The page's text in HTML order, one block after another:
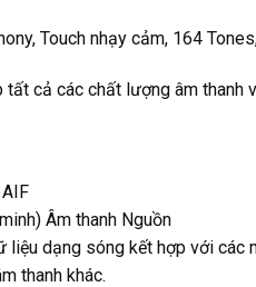
Touch nhạy cảm, 164
cả các chất lượng âm thanh
Âm thanh Nguồn
liệu dạng sóng kết hợp với
thanh khác.